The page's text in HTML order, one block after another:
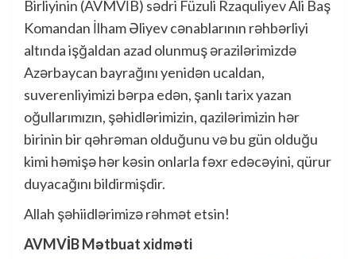
Birliyinin (AVMVİB) sədri Füzuli Rzaquliyev Ali Baş
Komandan İlham Əliyev cənablarının rəhbərliyi
altında işğaldan azad olunmuş ərazilərimizdə
Azərbaycan bayrağını yenidən ucaldan,
suverenliyimizi bərpa edən, şanlı tarix yazan
oğullarımızın, şəhidlərimizin, qazilərimizin hər
birinin bir qəhrəman olduğunu və bu gün olduğu
kimi həmişə hər kəsin onlarla fəxr edəcəyini, qürur
duyacağını bildirmişdir.
Allah şəhiidlərimizə rəhmət etsin!
AVMVİB Mətbuat xidməti